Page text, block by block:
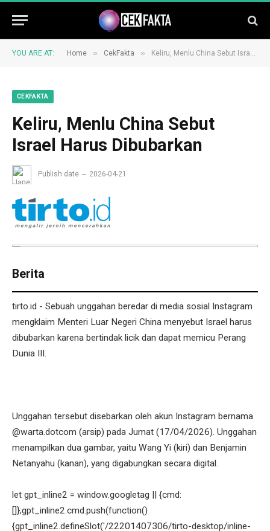
YOU ARE AT: Home » CekFakta » Keliru, Menlu China Sebut Israel Harus Dibubarkan
CEKFAKTA
Keliru, Menlu China Sebut
Israel Harus Dibubarkan
Publish date 2026-04-21
Berita
tirto.id - Sebuah unggahan beredar di media sosial Instagram
mengklaim Menteri Luar Negeri China menyebut Israel harus
dibubarkan karena bertindak licik dan dapat memicu Perang
Dunia III.
Unggahan tersebut disebarkan oleh akun Instagram bernama
@warta.dotcom (arsip) pada Jumat (17/04/2026). Unggahan
menampilkan dua gambar, yaitu Wang Yi (kiri) dan Benjamin
Netanyahu (kanan), yang digabungkan secara digital.
let gpt_inline2 = window.googletag || {cmd:
[]};gpt_inline2.cmd.push(function()
{gpt_inline2.defineSlot('/22201407306/tirto-desktop/inline-